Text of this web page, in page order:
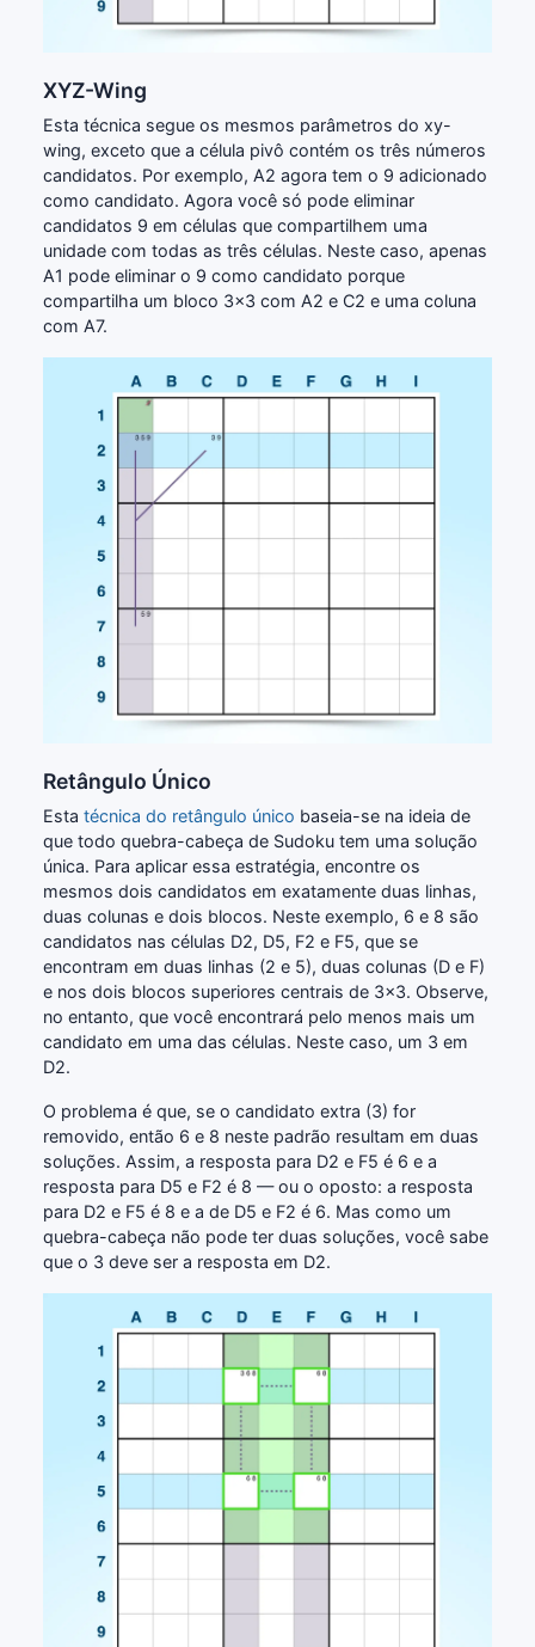
XYZ-Wing
Esta técnica segue os mesmos parâmetros do xy-
wing, exceto que a célula pivô contém os três números
candidatos. Por exemplo, A2 agora tem o 9 adicionado
como candidato. Agora você só pode eliminar
candidatos 9 em células que compartilhem uma
unidade com todas as três células. Neste caso, apenas
A1 pode eliminar o 9 como candidato porque
compartilha um bloco 3x3 com A2 e C2 e uma coluna
com A7.
Retângulo Único
Esta técnica do retângulo único baseia-se na ideia de
que todo quebra-cabeça de Sudoku tem uma solução
única. Para aplicar essa estratégia, encontre os
mesmos dois candidatos em exatamente duas linhas,
duas colunas e dois blocos. Neste exemplo, 6 e 8 são
candidatos nas células D2, D5, F2 e F5, que se
encontram em duas linhas (2 e 5), duas colunas (D e F)
e nos dois blocos superiores centrais de 3x3. Observe,
no entanto, que você encontrará pelo menos mais um
candidato em uma das células. Neste caso, um 3 em
D2.
O problema é que, se o candidato extra (3) for
removido, então 6 e 8 neste padrão resultam em duas
soluções. Assim, a resposta para D2 e F5 é 6 e a
resposta para D5 e F2 é 8 — ou o oposto: a resposta
para D2 e F5 é 8 e a de D5 e F2 é 6. Mas como um
quebra-cabeça não pode ter duas soluções, você sabe
que o 3 deve ser a resposta em D2.